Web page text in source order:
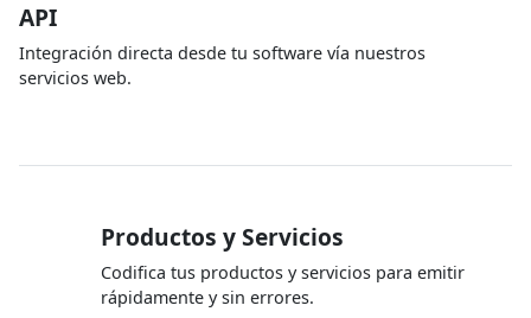
API
Integración directa desde tu software vía nuestros
servicios web.
Productos y Servicios
Codifica tus productos y servicios para emitir
rápidamente y sin errores.